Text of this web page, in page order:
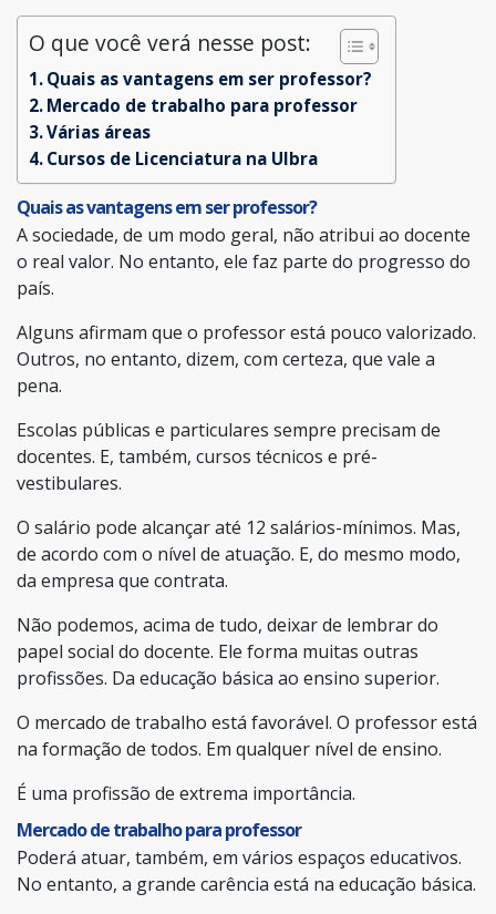
O que você verá nesse post:
Quais as vantagens em ser professor?
Mercado de trabalho para professor
Várias áreas
Cursos de Licenciatura na Ulbra
Quais as vantagens em ser professor?
A sociedade, de um modo geral, não atribui ao docente
o real valor. No entanto, ele faz parte do progresso do
país.
Alguns afirmam que o professor está pouco valorizado.
Outros, no entanto, dizem, com certeza, que vale a
pena.
Escolas públicas e particulares sempre precisam de
docentes. E, também, cursos técnicos e pré-
vestibulares.
O salário pode alcançar até 12 salários-mínimos. Mas,
de acordo com o nível de atuação. E, do mesmo modo,
da empresa que contrata.
Não podemos, acima de tudo, deixar de lembrar do
papel social do docente. Ele forma muitas outras
profissões. Da educação básica ao ensino superior.
O mercado de trabalho está favorável. O professor está
na formação de todos. Em qualquer nível de ensino.
É uma profissão de extrema importância.
Mercado de trabalho para professor
Poderá atuar, também, em vários espaços educativos.
No entanto, a grande carência está na educação básica.